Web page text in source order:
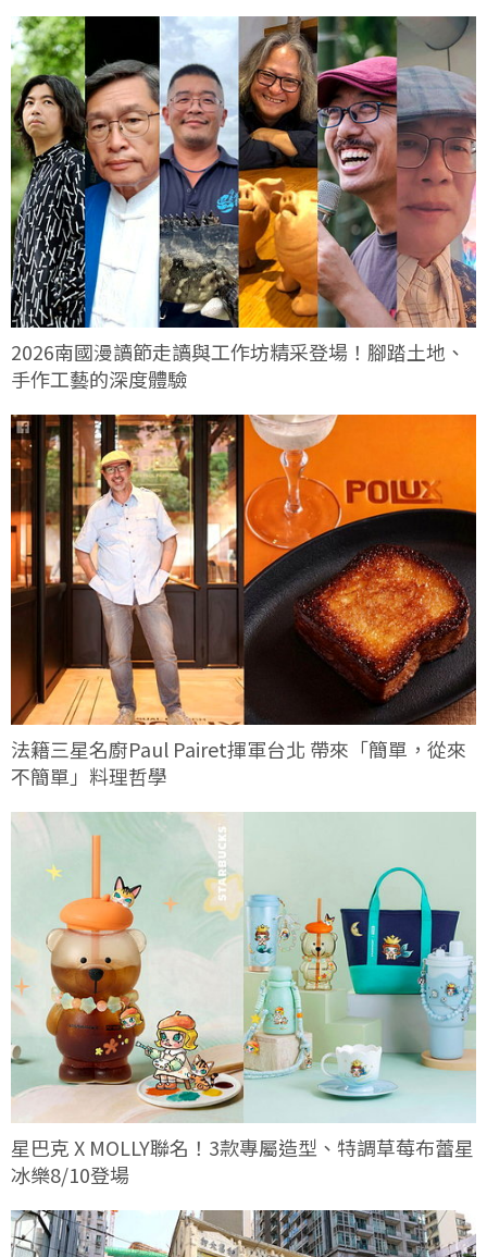
2026南國漫讀節走讀與工作坊精采登場！腳踏土地、
手作工藝的深度體驗
法籍三星名廚Paul Pairet揮軍台北 帶來「簡單，從來
不簡單」料理哲學
星巴克 X MOLLY聯名！3款專屬造型、特調草莓布蕾星
冰樂8/10登場